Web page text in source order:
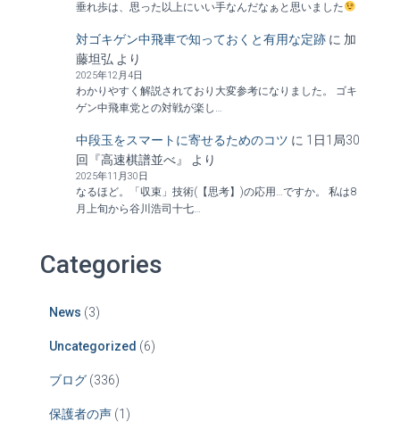
垂れ歩は、思った以上にいい手なんだなぁと思いました
対ゴキゲン中飛車で知っておくと有用な定跡 に 加
藤坦弘 より
2025年12月4日
わかりやすく解説されており大変参考になりました。 ゴキ
ゲン中飛車党との対戦が楽し…
中段玉をスマートに寄せるためのコツ に 1日1局30
回『高速棋譜並べ』
より
2025年11月30日
なるほど。「収束」技術(【思考】)の応用…ですか。 私は8
月上旬から谷川浩司十七…
Categories
News (3)
Uncategorized (6)
ブログ (336)
保護者の声 (1)